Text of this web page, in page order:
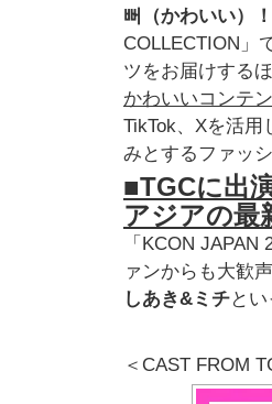
뻐（かわいい）！
COLLECTION」
ツをお届けする
かわいいコンテ
TikTok、Xを活
みとするファッ
■TGCに出
アジアの最
「KCON
ァンからも大歓
しあき&ミチと
＜CAST FROM